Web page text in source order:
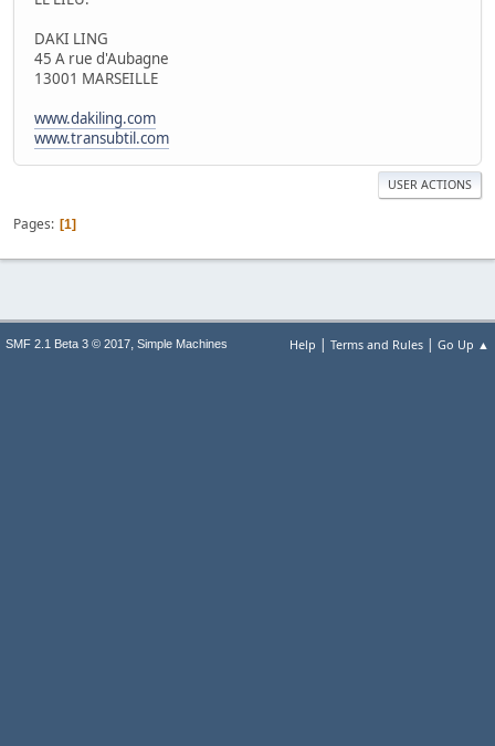
DAKI LING
45 A rue d'Aubagne
13001 MARSEILLE
www.dakiling.com
www.transubtil.com
USER ACTIONS
Pages 1
Help | Terms and Rules | Go Up ▲
SMF 2.1 Beta 3 © 2017, Simple Machines